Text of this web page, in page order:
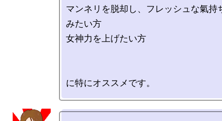
マンネリを脱却し、フレッシュな氣持
みたい方
女神力を上げたい方